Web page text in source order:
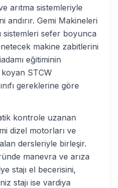
arıtma sistemleriyle
andırır. Gemi Makineleri
sistemleri sefer boyunca
makine zabitlerini
eğitiminin
koyan STCW
gereklerine göre
kontrole uzanan
dizel motorları ve
dersleriyle birleşir.
manevra ve arıza
stajı el becerisini,
stajı ise vardiya